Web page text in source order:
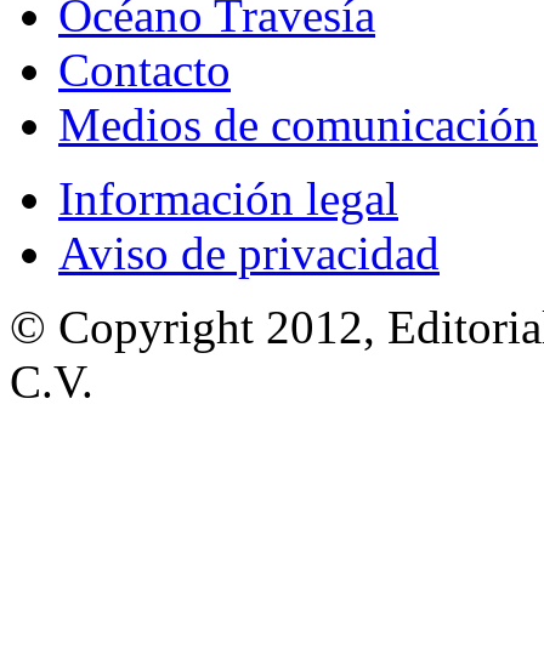
Océano Travesía
Contacto
Medios de comunicación
Información legal
Aviso de privacidad
© Copyright 2012,
C.V.